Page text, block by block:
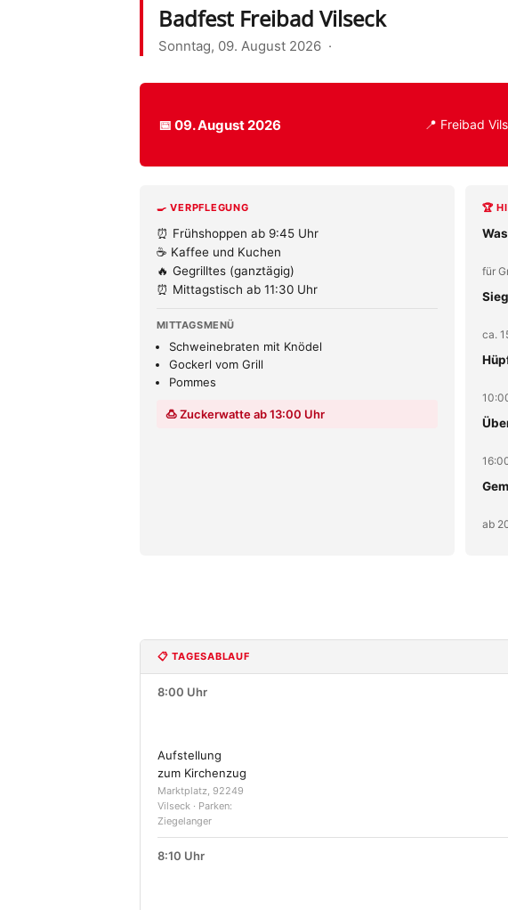
Badfest Freibad Vilseck
Sonntag, 09. August 2026 ·
📅 09. August 2026 📍 Freibad
🍳 VERPFLEGUNG
⏰ Frühshoppen ab 9:45 Uhr
☕ Kaffee und Kuchen
🔥 Gegrilltes (ganztägig)
⏰ Mittagstisch ab 11:30 Uhr
MITTAGSMENÜ
Schweinebraten mit Knödel
Gockerl vom Grill
Pommes
🍮 Zuckerwatte ab 13:00 Uhr
🏆
für
ca.
ab
📋 TAGESABLAUF
8:00 Uhr
Aufstellung
zum Kirchenzug
Marktplatz, 92249
Vilseck · Parken:
Ziegelanger
8:10 Uhr